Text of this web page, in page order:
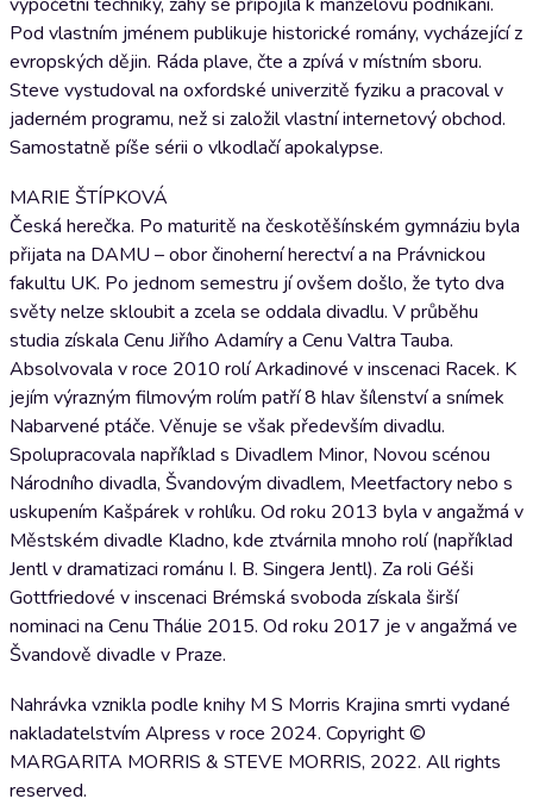
Pod vlastním jménem publikuje historické romány, vycházející z
evropských dějin. Ráda plave, čte a zpívá v místním sboru.
Steve vystudoval na oxfordské univerzitě fyziku a pracoval v
jaderném programu, než si založil vlastní internetový obchod.
Samostatně píše sérii o vlkodlačí apokalypse.
MARIE ŠTÍPKOVÁ
Česká herečka. Po maturitě na českotěšínském gymnáziu byla
přijata na DAMU – obor činoherní herectví a na Právnickou
fakultu UK. Po jednom semestru jí ovšem došlo, že tyto dva
světy nelze skloubit a zcela se oddala divadlu. V průběhu
studia získala Cenu Jiřího Adamíry a Cenu Valtra Tauba.
Absolvovala v roce 2010 rolí Arkadinové v inscenaci Racek. K
jejím výrazným filmovým rolím patří 8 hlav šílenství a snímek
Nabarvené ptáče. Věnuje se však především divadlu.
Spolupracovala například s Divadlem Minor, Novou scénou
Národního divadla, Švandovým divadlem, Meetfactory nebo s
uskupením Kašpárek v rohlíku. Od roku 2013 byla v angažmá v
Městském divadle Kladno, kde ztvárnila mnoho rolí (například
Jentl v dramatizaci románu I. B. Singera Jentl). Za roli Géši
Gottfriedové v inscenaci Brémská svoboda získala širší
nominaci na Cenu Thálie 2015. Od roku 2017 je v angažmá ve
Švandově divadle v Praze.
Nahrávka vznikla podle knihy M S Morris Krajina smrti vydané
nakladatelstvím Alpress v roce 2024. Copyright ©
MARGARITA MORRIS & STEVE MORRIS, 2022. All rights
reserved.